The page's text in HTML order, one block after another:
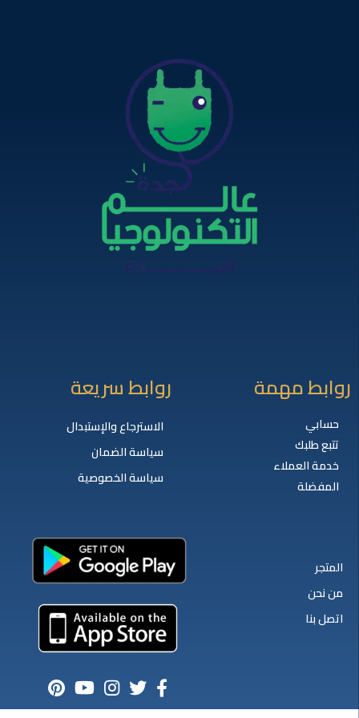
روابط مهمة
حسابي
تتبع طلبك
خدمة العملاء
المفضلة
روابط سريعة
الاسترجاع والإستبدال
سياسة الضمان
سياسة الخصوصية
المتجر
من نحن
اتصل بنا